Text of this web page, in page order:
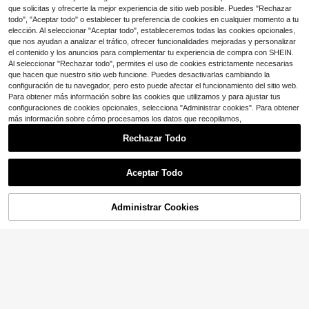
Envío gratis
¡11% DE DESCUENTO!
que solicitas y ofrecerte la mejor experiencia de sitio web posible. Puedes "Rechazar
todo", "Aceptar todo" o establecer tu preferencia de cookies en cualquier momento a tu
elección. Al seleccionar "Aceptar todo", estableceremos todas las cookies opcionales,
que nos ayudan a analizar el tráfico, ofrecer funcionalidades mejoradas y personalizar
el contenido y los anuncios para complementar tu experiencia de compra con SHEIN.
Al seleccionar "Rechazar todo", permites el uso de cookies estrictamente necesarias
que hacen que nuestro sitio web funcione. Puedes desactivarlas cambiando la
configuración de tu navegador, pero esto puede afectar el funcionamiento del sitio web.
Para obtener más información sobre las cookies que utilizamos y para ajustar tus
configuraciones de cookies opcionales, selecciona "Administrar cookies". Para obtener
más información sobre cómo procesamos los datos que recopilamos,
Rechazar Todo
Aceptar Todo
Administrar Cookies